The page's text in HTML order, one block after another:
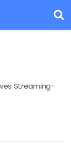
Streaming-